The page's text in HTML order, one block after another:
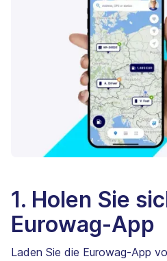
1. Holen Sie
Eurowag-App
Laden Sie die Eurowag-App